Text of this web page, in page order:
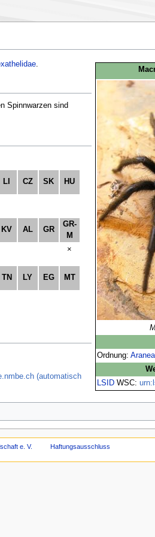
Ordnung:
LSIDWSC:
.
Spinnwarzen sind
LI CZ SK HU
KV AL GR
GR-
M
×
TN LY EG MT
(automatisch
e. V. Haftungsausschluss